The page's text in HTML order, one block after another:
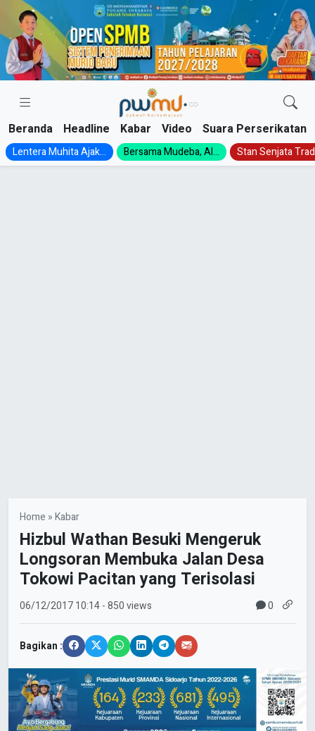
Skip
content
Beranda Headline Kabar Video Suara Perserikatan
Lentera Muhita Ajak... Bersama Mudeba, Al... Stan Senjata
Home »Kabar
Hizbul Wathan Besuki Mengeruk
Longsoran Membuka Jalan Desa
Tokowi Pacitan yang Terisolasi
06/12/201710:14- 850 views 0
Bagikan :